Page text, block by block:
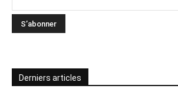
Derniers articles